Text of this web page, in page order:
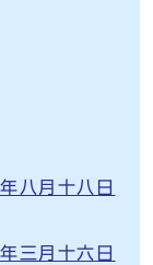
八月十八日
三月十六日